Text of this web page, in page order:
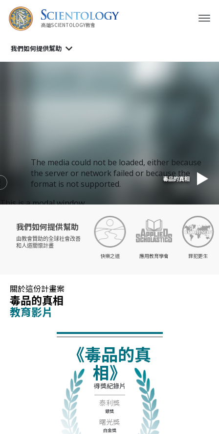
高雄SCIENTOLOGY教會
我們如何提供幫助
This is a modal window.
The media could not be loaded, either because
the server or network failed or because the
format is not supported.
毒品的真相
我們如何提供幫助
由教會贊助的全球社會改善
和人道關懷計畫
快樂之道
應用教育學會 罪犯更生
關於這份計畫案
毒品的真相
教育影片
《毒品的真
相》
得獎紀錄片
泰利獎
銀獎
曙光獎
白金獎